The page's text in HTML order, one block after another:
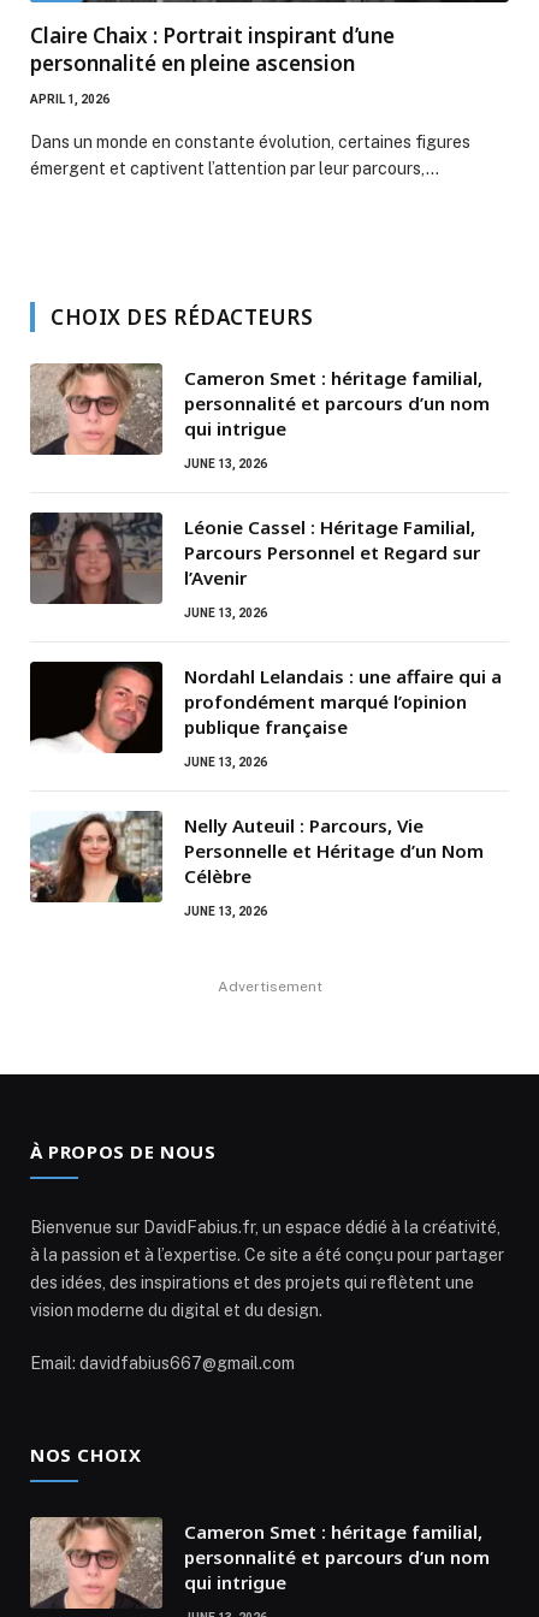
Claire Chaix : Portrait inspirant d’une
personnalité en pleine ascension
APRIL 1, 2026
Dans un monde en constante évolution, certaines figures
émergent et captivent l’attention par leur parcours,…
CHOIX DES RÉDACTEURS
Cameron Smet : héritage familial,
personnalité et parcours d’un nom
qui intrigue
JUNE 13, 2026
Léonie Cassel : Héritage Familial,
Parcours Personnel et Regard sur
l’Avenir
JUNE 13, 2026
Nordahl Lelandais : une affaire qui a
profondément marqué l’opinion
publique française
JUNE 13, 2026
Nelly Auteuil : Parcours, Vie
Personnelle et Héritage d’un Nom
Célèbre
JUNE 13, 2026
Advertisement
À PROPOS DE NOUS
Bienvenue sur DavidFabius.fr, un espace dédié à la créativité,
à la passion et à l’expertise. Ce site a été conçu pour partager
des idées, des inspirations et des projets qui reflètent une
vision moderne du digital et du design.
Email: davidfabius667@gmail.com
NOS CHOIX
Cameron Smet : héritage familial,
personnalité et parcours d’un nom
qui intrigue